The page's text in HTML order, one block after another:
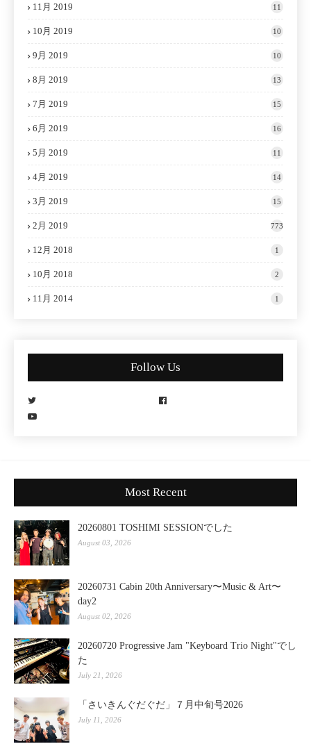
11月 2019 11
10月 2019 10
9月 2019 10
8月 2019 13
7月 2019 15
6月 2019 16
5月 2019 11
4月 2019 14
3月 2019 15
2月 2019 773
12月 2018 1
10月 2018 2
11月 2014 1
Follow Us
Most Recent
20260801 TOSHIMI SESSIONでした
August 03, 2026
20260731 Cabin 20th Anniversary〜Music & Art〜
day2
August 02, 2026
20260720 Progressive Jam "Keyboard Trio Night"でし
た
July 21, 2026
「さいきんぐだぐだ」７月中旬号2026
July 11, 2026